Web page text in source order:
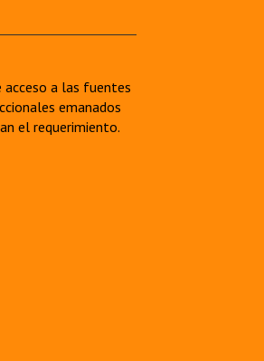
acceso a las fuentes
emanados
el requerimiento.